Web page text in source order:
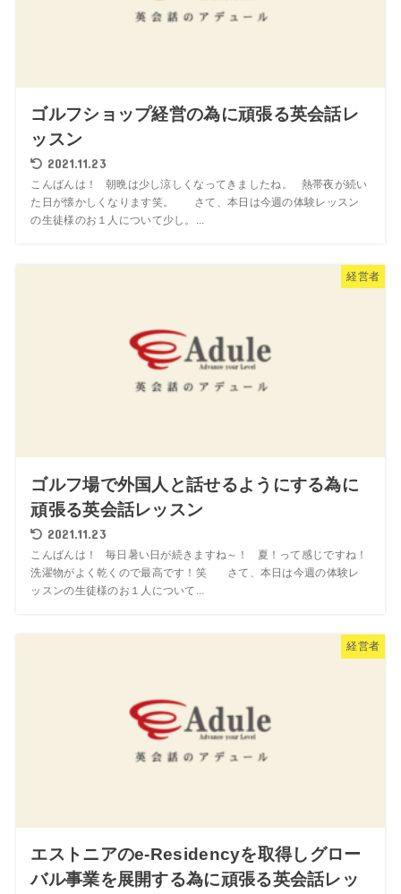
ゴルフショップ経営の為に頑張る英会話レ
ッスン
2021.11.23
こんばんは！ 朝晩は少し涼しくなってきましたね。 熱帯夜が続い
た日が懐かしくなります笑。 さて、本日は今週の体験レッスン
の生徒様のお１人について少し。...
経営者
ゴルフ場で外国人と話せるようにする為に
頑張る英会話レッスン
2021.11.23
こんばんは！ 毎日暑い日が続きますね～！ 夏！って感じですね！
洗濯物がよく乾くので最高です！笑 さて、本日は今週の体験レ
ッスンの生徒様のお１人について...
経営者
エストニアのe-Residencyを取得しグロー
バル事業を展開する為に頑張る英会話レッ